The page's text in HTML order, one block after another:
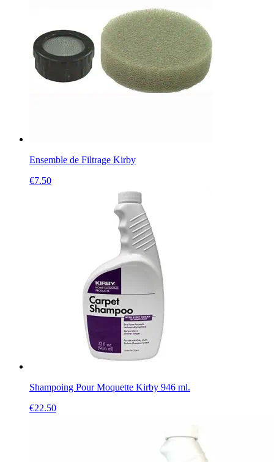
Ensemble de Filtrage Kirby
€7.50
Shampoing Pour Moquette Kirby 946 ml.
€22.50